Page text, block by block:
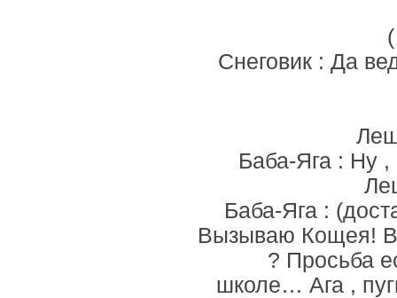
Снеговик : Да
Баба-Яга : Ну ,
Баба-Яга :
Вызываю Кощея!
? Просьба
школе… Ага ,